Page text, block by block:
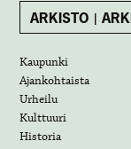
ARKISTO |
Kaupunki
Ajankohtaista
Urheilu
Kulttuuri
Historia